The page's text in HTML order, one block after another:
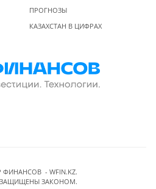
ПРОГНОЗЫ
КАЗАХСТАН В ЦИФРАХ
ФИНАНСОВ - WFIN.KZ.
ЗАЩИЩЕНЫ ЗАКОНОМ.